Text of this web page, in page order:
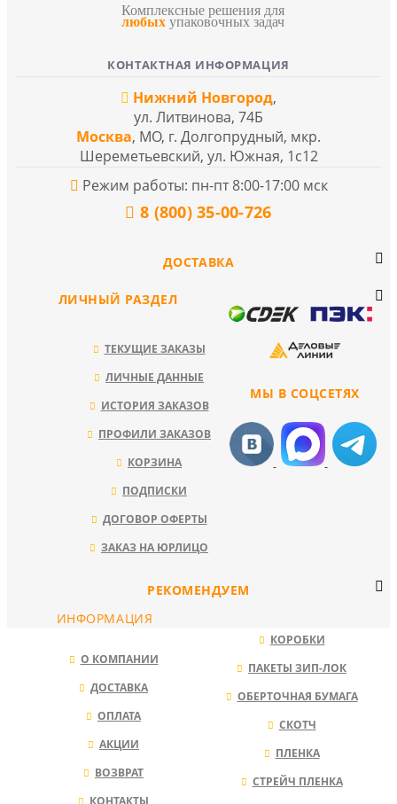
Комплексные решения для
любых упаковочных задач
КОНТАКТНАЯ ИНФОРМАЦИЯ
Нижний Новгород,
ул. Литвинова, 74Б
Москва, МО, г. Долгопрудный, мкр.
Шереметьевский, ул. Южная, 1с12
Режим работы: пн-пт 8:00-17:00 мск
8 (800) 35-00-726
ДОСТАВКА
МЫ В СОЦСЕТЯХ
ЛИЧНЫЙ РАЗДЕЛ
ТЕКУЩИЕ ЗАКАЗЫ
ЛИЧНЫЕ ДАННЫЕ
ИСТОРИЯ ЗАКАЗОВ
ПРОФИЛИ ЗАКАЗОВ
КОРЗИНА
ПОДПИСКИ
ДОГОВОР ОФЕРТЫ
ЗАКАЗ НА ЮРЛИЦО
РЕКОМЕНДУЕМ
КОРОБКИ
ПАКЕТЫ ЗИП-ЛОК
ОБЕРТОЧНАЯ БУМАГА
СКОТЧ
ПЛЕНКА
СТРЕЙЧ ПЛЕНКА
ИНФОРМАЦИЯ
О КОМПАНИИ
ДОСТАВКА
ОПЛАТА
АКЦИИ
ВОЗВРАТ
КОНТАКТЫ